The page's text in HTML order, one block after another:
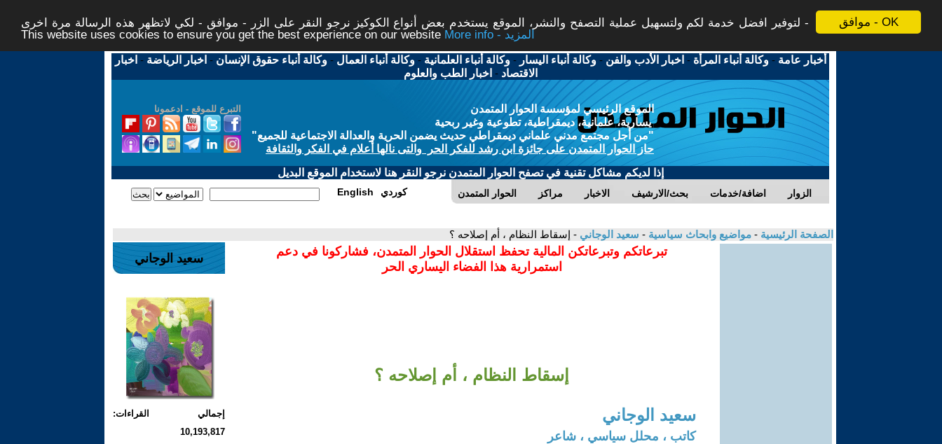
موافق - OK
لتوفير افضل خدمة لكم ولتسهيل عملية التصفح والنشر، الموقع يستخدم بعض أنواع الكوكيز نرجو النقر على الزر - موافق - لكي لاتظهر هذه الرسالة مرة اخرى -
This website uses cookies to ensure you get the best experience on our website
More info - المزيد
أخبار عامة -وكالة أنباء المرأة - اخبار الأدب والفن -وكالة أنباء اليسار -وكالة أنباء العلمانية -وكالة أنباء العمال -وكالة أنباء حقوق الإنسان - اخبار الرياضة - اخبار
الاقتصاد - اخبار الطب والعلوم
التبرع للموقع - ادعمونا
الموقع الرئيسي لمؤسسة الحوار المتمدن
يسارية، علمانية، ديمقراطية، تطوعية وغير ربحية
"من أجل مجتمع مدني علماني ديمقراطي حديث يضمن الحرية والعدالة الاجتماعية للجميع"
حاز الحوار المتمدن على جائزة ابن رشد للفكر الحر والتى نالها أعلام في الفكر والثقافة
إذا لديكم مشاكل تقنية في تصفح الحوار المتمدن نرجو النقر هنا لاستخدام الموقع البديل
الحوار المتمدن مراكز الاخبار بحث/الارشيف اضافة/خدمات الزوار English كوردي
الصفحة الرئيسية - مواضيع وابحاث سياسية - سعيد الوجاني - إسقاط النظام ، أم إصلاحه ؟
تبرعاتكم وتبرعاتكن المالية تحفظ استقلال الحوار المتمدن، فشاركونا في دعم
استمرارية هذا الفضاء اليساري الحر
إسقاط النظام ، أم إصلاحه ؟
سعيد الوجاني
كاتب ، محلل سياسي ، شاعر
سعيد الوجاني
إجمالي القراءات:
10,193,817